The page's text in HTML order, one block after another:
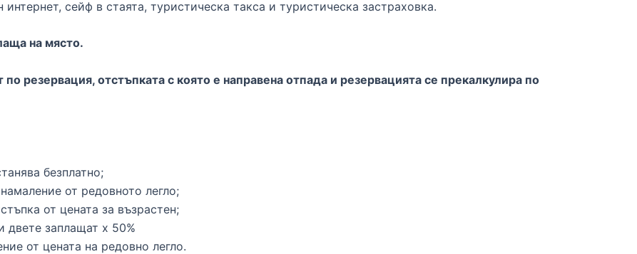
интернет, сейф в стаята, туристическа такса и туристическа застраховка.
на място.
резервация, отстъпката с която е направена отпада и резервацията се прекалкулира по
безплатно;
от редовното легло;
от цената за възрастен;
двете заплащат х 50%
от цената на редовно легло.